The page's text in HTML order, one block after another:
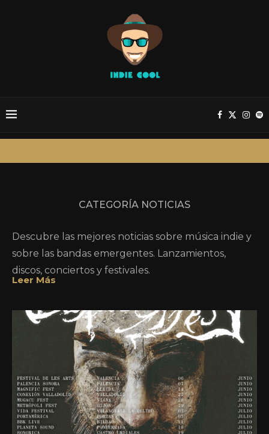
CATEGORÍA NOTICIAS
Descubre las mejores noticias sobre música indie y
sobre las bandas emergentes. Lanzamientos,
discos, conciertos y festivales.
Leer Más